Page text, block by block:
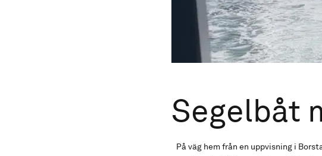
Segelbåt
På väg hem från en uppvisning i